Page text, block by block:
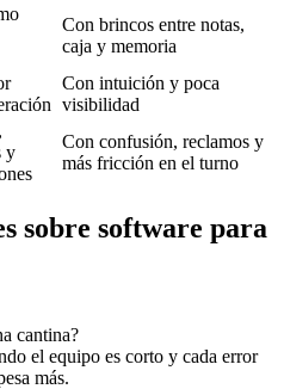
Con brincos entre notas,
caja y memoria
Con intuición y poca
visibilidad
y
Con confusión, reclamos y
más fricción en el turno
sobre software para
cantina?
el equipo es corto y cada error
más.